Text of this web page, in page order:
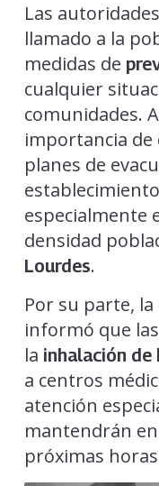
Las
llamado a la
medidas de
cualquier
comunidades.
importancia
planes de
especialmente
densidad
Lourdes.
Por su parte, la
informó que
la inhalación de
a centros
atención
mantendrán
próximas